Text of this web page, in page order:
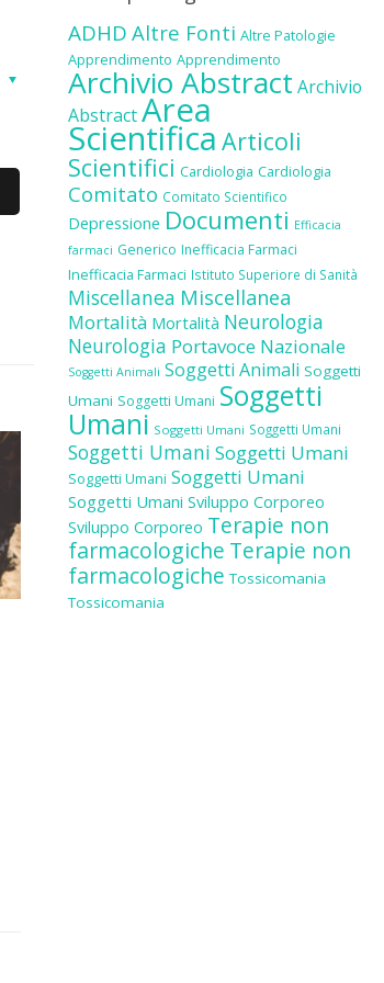
ADHD Altre Fonti Altre Patologie
Apprendimento Apprendimento
Archivio Abstract Archivio
AbstractArea
Scientifica Articoli
Scientifici Cardiologia Cardiologia
Comitato Comitato Scientifico
Depressione Documenti Efficacia
farmaci Generico Inefficacia Farmaci
Inefficacia Farmaci Istituto Superiore di Sanità
Miscellanea Miscellanea
Mortalità Mortalità Neurologia
Neurologia Portavoce Nazionale
Soggetti Animali Soggetti Animali Soggetti
Umani Soggetti Umani Soggetti
Umani Soggetti Umani Soggetti Umani
Soggetti Umani Soggetti Umani
Soggetti Umani Soggetti Umani
Soggetti Umani Sviluppo Corporeo
Sviluppo Corporeo Terapie non
farmacologiche Terapie non
farmacologiche Tossicomania
Tossicomania